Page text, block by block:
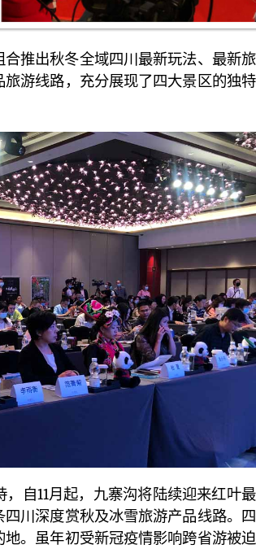
推出秋冬全域四川最新玩法、最新
游线路，充分展现了四大景区的独
自11月起，九寨沟将陆续迎来红叶
川深度赏秋及冰雪旅游产品线路。
。虽年初受新冠疫情影响跨省游被